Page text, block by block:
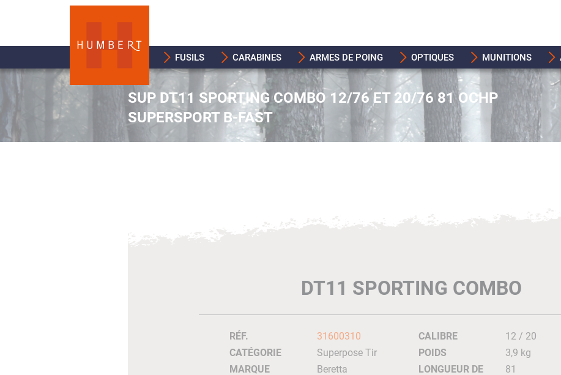
FUSILS CARABINES ARMES DE POING OPTIQUES MUNITIONS
SUP DT11 SPORTING COMBO 12/76 ET 20/76 81 OCHP
SUPERSPORT B-FAST
DT11 SPORTING COMBO
RÉF.
31600310
CATÉGORIE
Superpose Tir
MARQUE
Beretta
CALIBRE
12 / 20
POIDS
3,9 kg
LONGUEUR DE
81